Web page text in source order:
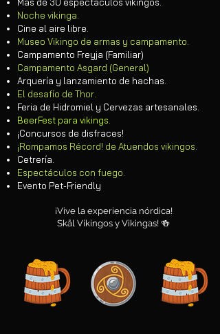
Noche vikinga.
Cine al aire libre.
Museo Vikingo de armas y campamento.
Campamento Freyja (Familiar)
Campamento Asgard (General)
Arquería y lanzamiento de hachas.
El desafío de Thor.
Feria de Hidromiel y Cervezas artesanales.
BeerFest para vikings.
¡Concursos de disfraces!
¡Rompamos Récord! de Atuendos vikingos.
Cetrería.
Espectáculos con fuego.
Evento Pet-Friendly
¡Vive la experiencia nórdica!
Skål Vikingos y Vikingas! 🍻